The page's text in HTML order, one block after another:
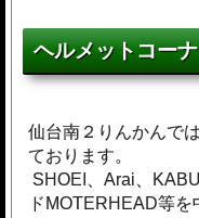
ヘルメットコー
仙台南２りんかんで
ております。
SHOEI、Arai、
ドMOTERHEAD等